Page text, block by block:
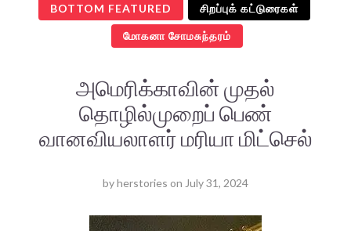
BOTTOM FEATURED சிறப்புக் கட்டுரைகள்
மோகனா சோமசுந்தரம்
அமெரிக்காவின் முதல்
தொழில்முறைப் பெண்
வானவியலாளர் மரியா மிட்செல்
byherstories on July 31, 2024